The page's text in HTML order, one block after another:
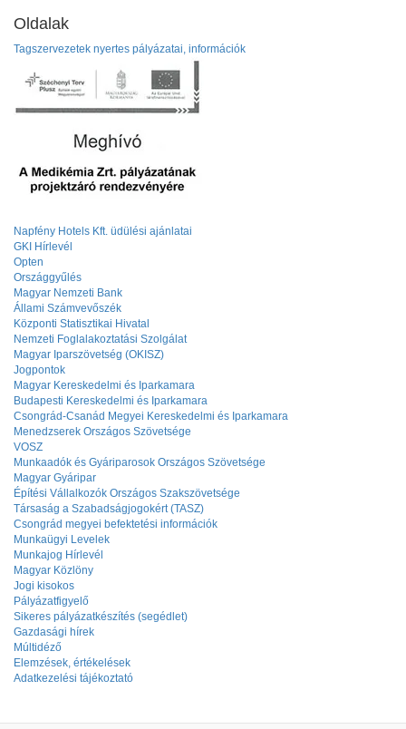
Oldalak
Tagszervezetek nyertes pályázatai, információk
Napfény Hotels Kft. üdülési ajánlatai
GKI Hírlevél
Opten
Országgyűlés
Magyar Nemzeti Bank
Állami Számvevőszék
Központi Statisztikai Hivatal
Nemzeti Foglalakoztatási Szolgálat
Magyar Iparszövetség (OKISZ)
Jogpontok
Magyar Kereskedelmi és Iparkamara
Budapesti Kereskedelmi és Iparkamara
Csongrád-Csanád Megyei Kereskedelmi és Iparkamara
Menedzserek Országos Szövetsége
VOSZ
Munkaadók és Gyáriparosok Országos Szövetsége
Magyar Gyáripar
Építési Vállalkozók Országos Szakszövetsége
Társaság a Szabadságjogokért (TASZ)
Csongrád megyei befektetési információk
Munkaügyi Levelek
Munkajog Hírlevél
Magyar Közlöny
Jogi kisokos
Pályázatfigyelő
Sikeres pályázatkészítés (segédlet)
Gazdasági hírek
Múltidéző
Elemzések, értékelések
Adatkezelési tájékoztató